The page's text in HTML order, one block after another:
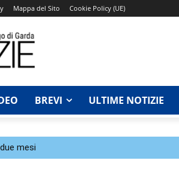
Mappa del Sito Cookie Policy (UE)
BREVI ULTIME NOTIZIE
mesi